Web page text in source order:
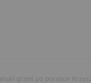
grzmi po porażce